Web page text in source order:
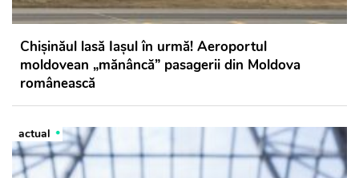
Chișinăul lasă Iașul în urmă! Aeroportul
moldovean „mănâncă” pasagerii din Moldova
românească
actual